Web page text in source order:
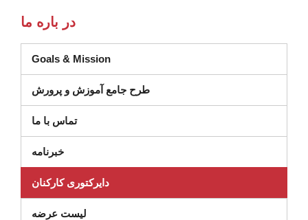
در باره ما
Goals & Mission
طرح جامع آموزش و پرورش
تماس با ما
خبرنامه
دایرکتوری کارکنان
لیست عرضه